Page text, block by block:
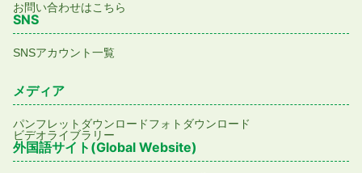
お問い合わせはこちら
SNS
SNSアカウント一覧
メディア
パンフレットダウンロードフォトダウンロード
ビデオライブラリー
外国語サイト(Global Website)